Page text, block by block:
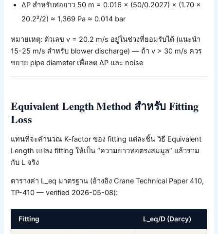
ΔP สำหรับท่อยาว 50 m = 0.016 × (50/0.2027) × (1.70 ×
20.2²/2) ≈ 1,369 Pa ≈ 0.014 bar
หมายเหตุ: ตัวเลข v = 20.2 m/s อยู่ในช่วงที่ยอมรับได้ (แนะนำ
15-25 m/s สำหรับ blower discharge) — ถ้า v > 30 m/s ควร
ขยาย pipe diameter เพื่อลด ΔP และ noise
Equivalent Length Method สำหรับ Fitting
Loss
แทนที่จะคำนวณ K-factor ของ fitting แต่ละชิ้น วิธี Equivalent
Length แปลง fitting ให้เป็น “ความยาวท่อตรงสมมูล” แล้วรวม
กับ L จริง
ตารางค่า L_eq มาตรฐาน (อ้างอิง Crane Technical Paper 410,
TP-410 — verified 2026-05-08):
Fitting L_eq/D (Darcy)